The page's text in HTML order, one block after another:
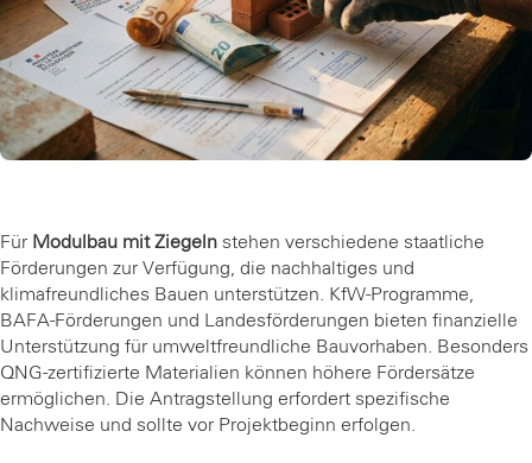
Für Modulbau mit Ziegeln stehen verschiedene staatliche
Förderungen zur Verfügung, die nachhaltiges und
klimafreundliches Bauen unterstützen. KfW-Programme,
BAFA-Förderungen und Landesförderungen bieten finanzielle
Unterstützung für umweltfreundliche Bauvorhaben. Besonders
QNG-zertifizierte Materialien können höhere Fördersätze
ermöglichen. Die Antragstellung erfordert spezifische
Nachweise und sollte vor Projektbeginn erfolgen.